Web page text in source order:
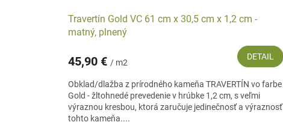
Travertín Gold VC 61 cm x 30,5 cm x 1,2 cm -
matný, plnený
45,90 € / m2
DETAIL
Obklad/dlažba z prírodného kameňa TRAVERTÍN vo farbe
Gold - žltohnedé prevedenie v hrúbke 1,2 cm, s veľmi
výraznou kresbou, ktorá zaručuje jedinečnosť a výraznosť
tohto kameňa....